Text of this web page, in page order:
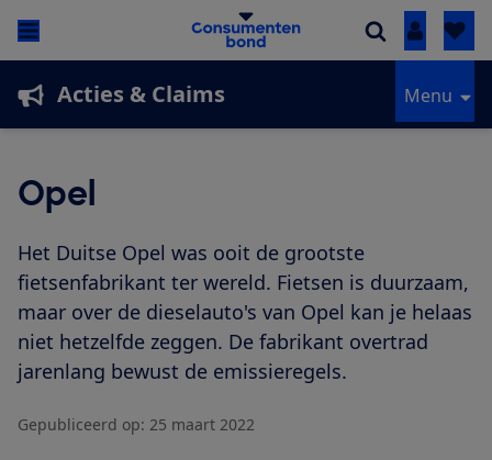
Inloggen
Acties & Claims Menu
Opel
Het Duitse Opel was ooit de grootste
fietsenfabrikant ter wereld. Fietsen is duurzaam,
maar over de dieselauto's van Opel kan je helaas
niet hetzelfde zeggen. De fabrikant overtrad
jarenlang bewust de emissieregels.
Gepubliceerd op: 25 maart 2022